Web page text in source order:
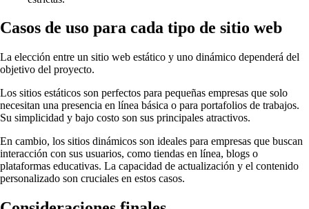
Casos de uso para cada tipo de sitio web
La elección entre un sitio web estático y uno dinámico dependerá del
objetivo del proyecto.
Los sitios estáticos son perfectos para pequeñas empresas que solo
necesitan una presencia en línea básica o para portafolios de trabajos.
Su simplicidad y bajo costo son sus principales atractivos.
En cambio, los sitios dinámicos son ideales para empresas que buscan
interacción con sus usuarios, como tiendas en línea, blogs o
plataformas educativas. La capacidad de actualización y el contenido
personalizado son cruciales en estos casos.